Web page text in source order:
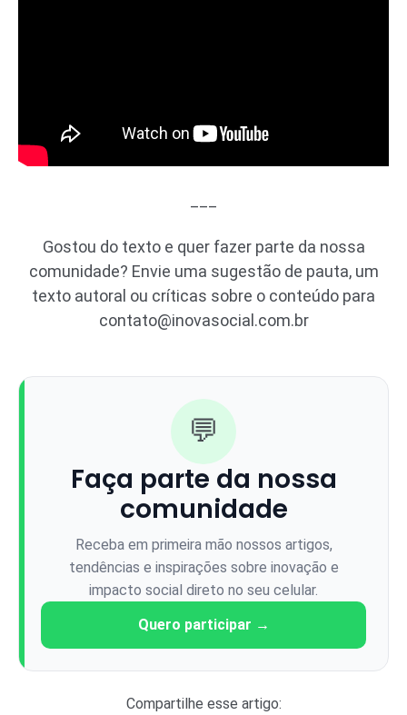
Gostou do texto e quer fazer parte da nossa
comunidade? Envie uma sugestão de pauta, um
texto autoral ou críticas sobre o conteúdo para
contato@inovasocial.com.br
💬
Faça parte da nossa
comunidade
Receba em primeira mão nossos artigos,
tendências e inspirações sobre inovação e
impacto social direto no seu celular.
Quero participar →
Compartilhe esse artigo: